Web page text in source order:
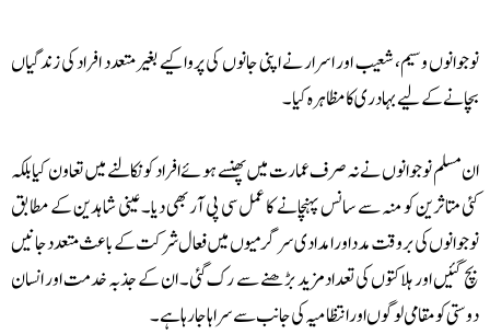
وسیم، شعیب اور اسرار نے اپنی جانوں کی پروا کیے بغیر متعدد افراد کی زندگیاں
کے لیے بہادری کا مظاہرہ کیا۔
مسلم نو جوانوں نے نہ صرف عمارت میں پھنسے ہوئے افراد کو نکالنے میں تعاون کیا بلکہ
متاثرین کو منہ سے سانس پہنچانے کا عمل سی پی آر بھی دیا۔ عینی شاہدین کے مطابق
کی بروقت مدد اور امدادی سرگرمیوں میں فعال شرکت کے باعث متعدد جانیں
گئیں اور ہلاکتوں کی تعداد مزید بڑھنے سے رک گئی۔ ان کے جذبہ خدمت اور انسان
کو مقامی لوگوں اور انتظامیہ کی جانب سے سراہا جا رہا ہے۔